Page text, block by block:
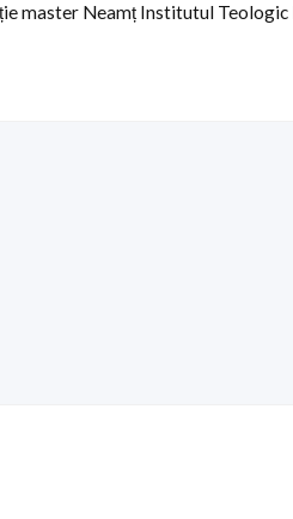
master Neamț Institutul